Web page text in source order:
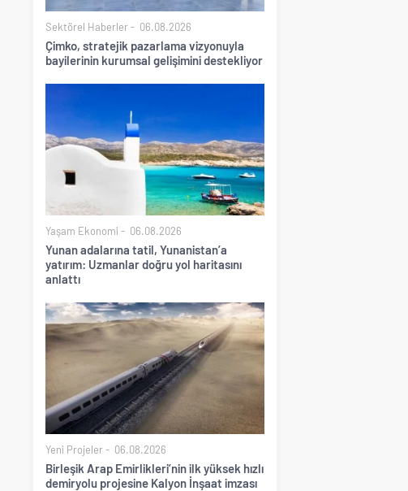
Sektörel Haberler 06.08.2026
Çimko, stratejik pazarlama vizyonuyla
bayilerinin kurumsal gelişimini destekliyor
Yaşam Ekonomi 06.08.2026
Yunan adalarına tatil, Yunanistan’a
yatırım: Uzmanlar doğru yol haritasını
anlattı
Yeni Projeler 06.08.2026
Birleşik Arap Emirlikleri’nin ilk yüksek hızlı
demiryolu projesine Kalyon İnşaat imzası